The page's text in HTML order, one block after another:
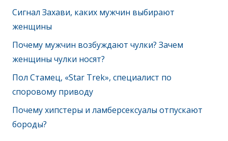
Сигнал Захави, каких мужчин выбирают
женщины
Почему мужчин возбуждают чулки? Зачем
женщины чулки носят?
Пол Стамец, «Star Trek», специалист по
споровому приводу
Почему хипстеры и ламберсексуалы отпускают
бороды?